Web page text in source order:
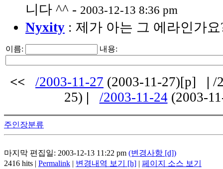
니다 ^^ - 2003-12-13 8:36 pm
Nyxity : 제가 아는 그 에라인가
이름: 내용:
<< /2003-11-27 (2003-11-27)[p] | /
25) | /2003-11-24 (2003-
주인장분류
마지막 편집일: 2003-12-13 11:22 pm (변경사항 [d])
2416 hits | Permalink | 변경내역 보기 [h] | 페이지 소스 보기